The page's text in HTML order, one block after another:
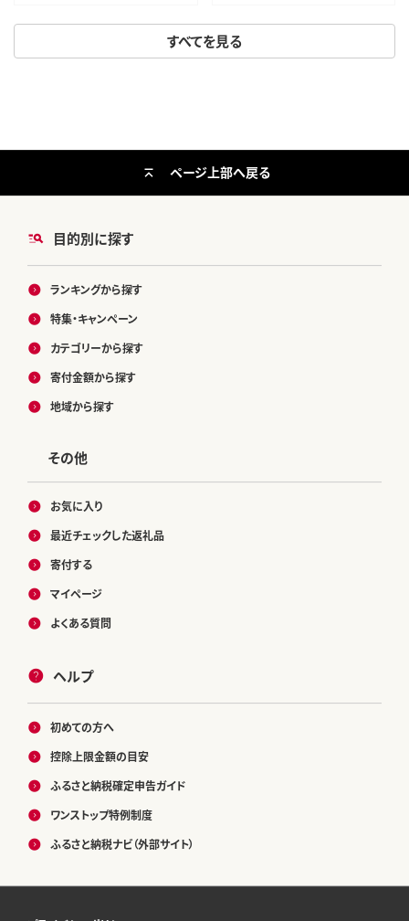
すべてを見る
目的別に探す
ランキングから探す
特集・キャンペーン
カテゴリーから探す
寄付金額から探す
地域から探す
その他
お気に入り
最近チェックした返礼品
寄付する
マイページ
よくある質問
ヘルプ
初めての方へ
控除上限金額の目安
ふるさと納税確定申告ガイド
ワンストップ特例制度
ふるさと納税ナビ（外部サイト）
ページ上部へ戻る